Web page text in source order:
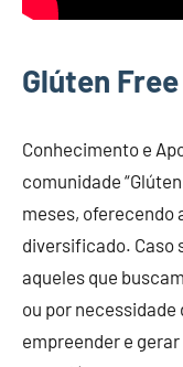
Glúten
Conhecimento e
comunidade
meses, oferecendo
diversificado. Caso
aqueles que
ou por necessidade
empreender e